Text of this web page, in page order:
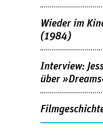
Wieder im
(1984)
Interview:
über